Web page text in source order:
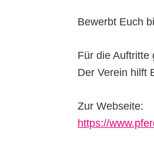
Bewerbt Euch
Für die Auftritte
Der Verein hilft
Zur Webseite:
https://